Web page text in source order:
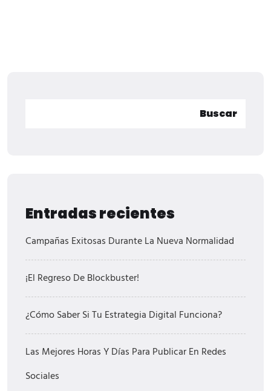
Buscar
Entradas recientes
Campañas Exitosas Durante La Nueva Normalidad
¡El Regreso De Blockbuster!
¿Cómo Saber Si Tu Estrategia Digital Funciona?
Las Mejores Horas Y Días Para Publicar En Redes
Sociales